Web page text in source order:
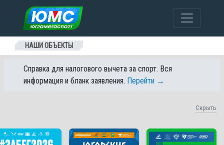
Перейти к содержанию
НАШИ ОБЪЕКТЫ
Справка для налогового вычета за спорт. Вся
информация и бланк заявления. Перейти →
Скрыть